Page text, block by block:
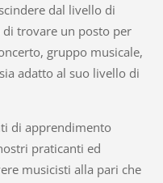
dal livello di
di trovare un posto per
gruppo musicale,
adatto al suo livello di
di apprendimento
praticanti ed
musicisti alla pari che